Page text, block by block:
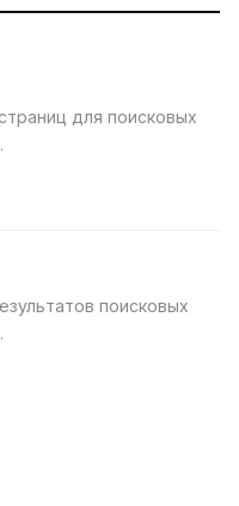
для поисковых
поисковых